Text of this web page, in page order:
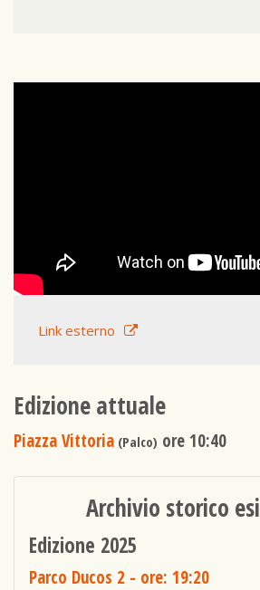
Link esterno
Edizione attuale
Piazza Vittoria (Palco) ore 10:40
Archivio storico
Edizione 2025
Parco Ducos 2 - ore: 19:20